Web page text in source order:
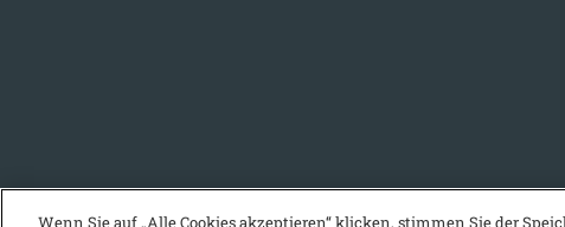
Wenn Sie auf „Alle Cookies akzeptieren“ klicken, stimmen Sie der